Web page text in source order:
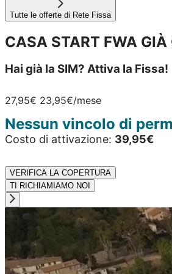
Tutte le offerte di Rete Fissa
CASA START FWA
Hai già la SIM? Attiva la Fissa!
27,95€ 23,95€/mese
Nessun vincolo di
Costo di attivazione: 39,95€
VERIFICA LA COPERTURA
TI RICHIAMIAMO NOI